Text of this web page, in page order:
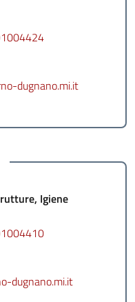
dugnano.mi.it
Igiene
dugnano.mi.it